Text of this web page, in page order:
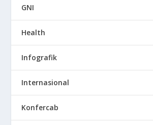
GNI
Health
Infografik
Internasional
Konfercab